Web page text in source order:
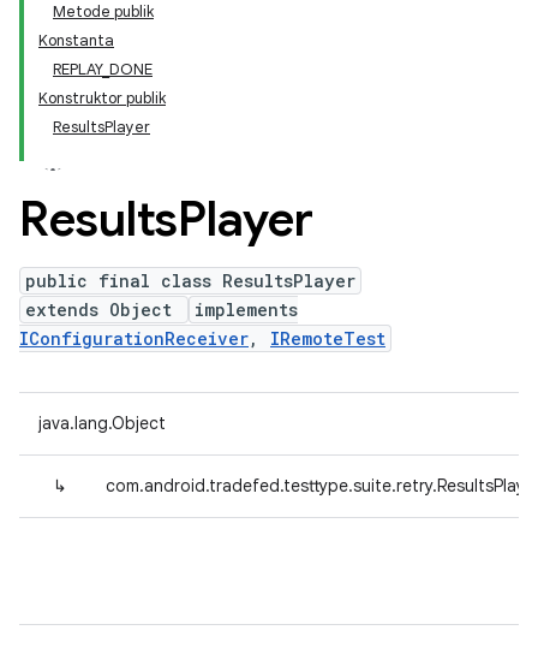
Metode publik
Konstanta
REPLAY_DONE
Konstruktor publik
ResultsPlayer
ResultsPlayer
public final class ResultsPlayer
extends Object
implements
IConfigurationReceiver, IRemoteTest
java.lang.Object
↳